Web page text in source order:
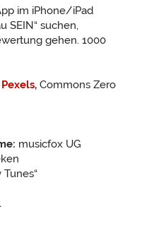
im iPhone/iPad
SEIN“ suchen,
gehen. 1000
Pexels, Commons Zero
musicfox UG
Tunes“